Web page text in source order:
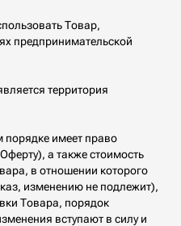
Товар,
предпринимательской
территория
имеет право
а также стоимость
в отношении которого
изменению не подлежит),
Товара, порядок
вступают в силу и